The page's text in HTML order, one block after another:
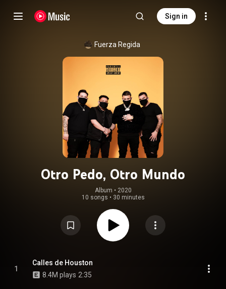
Sign in
Fuerza Regida
Otro Pedo, Otro Mundo
Album • 2020
10 songs • 30 minutes
1
Calles de Houston
8.4M plays 2:35